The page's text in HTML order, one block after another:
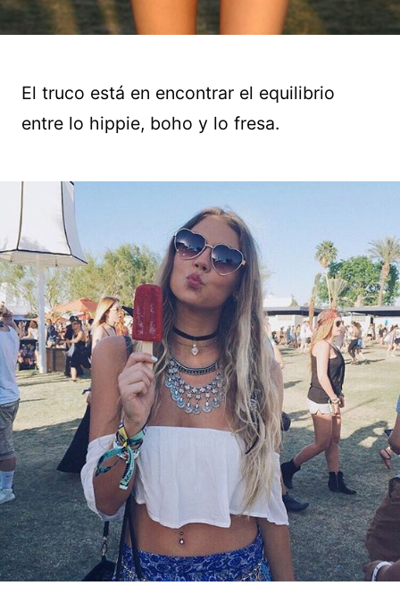
El truco está en encontrar el equilibrio
entre lo hippie, boho y lo fresa.